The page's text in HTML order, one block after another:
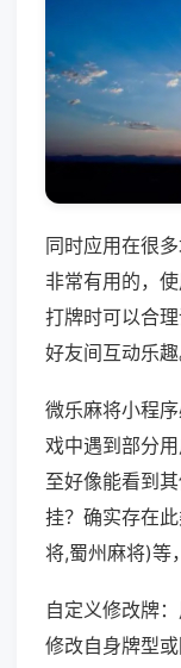
同时应用在很
非常有用的，
打牌时可以合
好友间互动乐趣
微乐麻将小程
戏中遇到部分
至好像能看到
挂？确实存在
将,蜀州麻将)等
自定义修改牌
修改自身牌型